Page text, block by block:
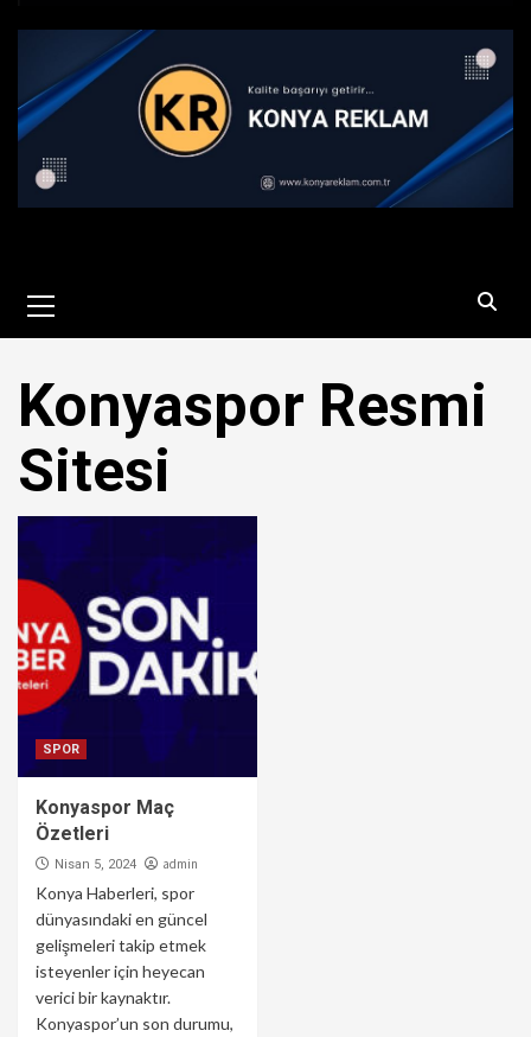
Menu
Konyaspor Resmi
Sitesi
SPOR
Konyaspor Maç
Özetleri
Nisan 5, 2024 admin
Konya Haberleri, spor
dünyasındaki en güncel
gelişmeleri takip etmek
isteyenler için heyecan
verici bir kaynaktır.
Konyaspor’un son durumu,